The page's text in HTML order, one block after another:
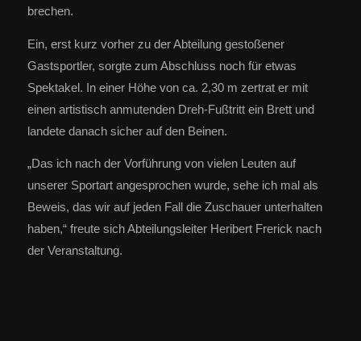
brechen.
Ein, erst kurz vorher zu der Abteilung gestoßener
Gastsportler, sorgte zum Abschluss noch für etwas
Spektakel. In einer Höhe von ca. 2,30 m zertrat er mit
einen artistisch anmutenden Dreh-Fußtritt ein Brett und
landete danach sicher auf den Beinen.
„Das ich nach der Vorführung von vielen Leuten auf
unserer Sportart angesprochen wurde, sehe ich mal als
Beweis, das wir auf jeden Fall die Zuschauer unterhalten
haben,“ freute sich Abteilungsleiter Heribert Frerick nach
der Veranstaltung.